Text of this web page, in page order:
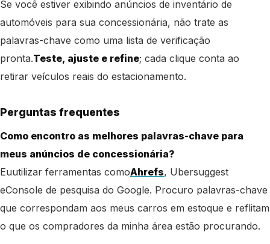
Se você estiver exibindo anúncios de inventário de
automóveis para sua concessionária, não trate as
palavras-chave como uma lista de verificação
pronta.Teste, ajuste e refine; cada clique conta ao
retirar veículos reais do estacionamento.
Perguntas frequentes
Como encontro as melhores palavras-chave para
meus anúncios de concessionária?
Euutilizar ferramentas comoAhrefs, Ubersuggest
eConsole de pesquisa do Google. Procuro palavras-chave
que correspondam aos meus carros em estoque e reflitam
o que os compradores da minha área estão procurando.